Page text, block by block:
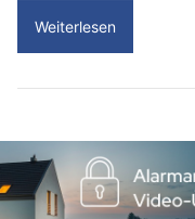
Weiterlesen